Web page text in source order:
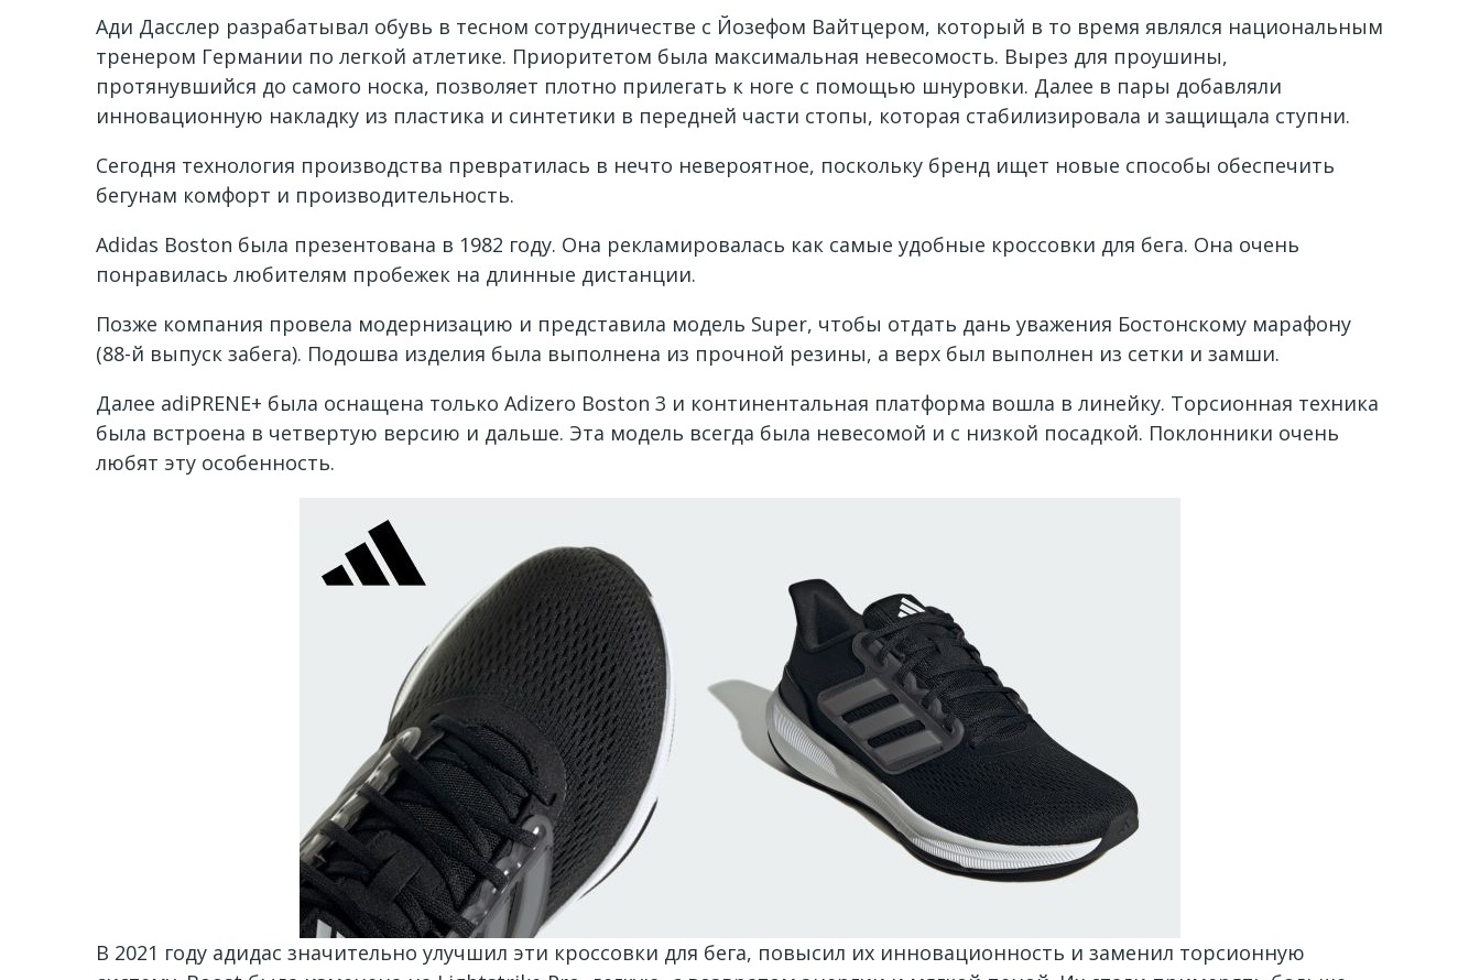
Ади Дасслер разрабатывал обувь в тесном сотрудничестве с Йозефом Вайтцером, который в то время являлся национальным
тренером Германии по легкой атлетике. Приоритетом была максимальная невесомость. Вырез для проушины,
протянувшийся до самого носка, позволяет плотно прилегать к ноге с помощью шнуровки. Далее в пары добавляли
инновационную накладку из пластика и синтетики в передней части стопы, которая стабилизировала и защищала ступни.
Сегодня технология производства превратилась в нечто невероятное, поскольку бренд ищет новые способы обеспечить
бегунам комфорт и производительность.
Adidas Boston была презентована в 1982 году. Она рекламировалась как самые удобные кроссовки для бега. Она очень
понравилась любителям пробежек на длинные дистанции.
Позже компания провела модернизацию и представила модель Super, чтобы отдать дань уважения Бостонскому марафону
(88-й выпуск забега). Подошва изделия была выполнена из прочной резины, а верх был выполнен из сетки и замши.
Далее adiPRENE+ была оснащена только Adizero Boston 3 и континентальная платформа вошла в линейку. Торсионная техника
была встроена в четвертую версию и дальше. Эта модель всегда была невесомой и с низкой посадкой. Поклонники очень
любят эту особенность.
В 2021 году адидас значительно улучшил эти кроссовки для бега, повысил их инновационность и заменил торсионную